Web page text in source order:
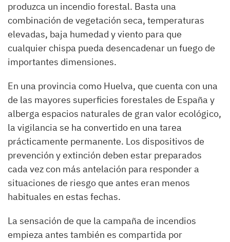
produzca un incendio forestal. Basta una
combinación de vegetación seca, temperaturas
elevadas, baja humedad y viento para que
cualquier chispa pueda desencadenar un fuego de
importantes dimensiones.
En una provincia como Huelva, que cuenta con una
de las mayores superficies forestales de España y
alberga espacios naturales de gran valor ecológico,
la vigilancia se ha convertido en una tarea
prácticamente permanente. Los dispositivos de
prevención y extinción deben estar preparados
cada vez con más antelación para responder a
situaciones de riesgo que antes eran menos
habituales en estas fechas.
La sensación de que la campaña de incendios
empieza antes también es compartida por